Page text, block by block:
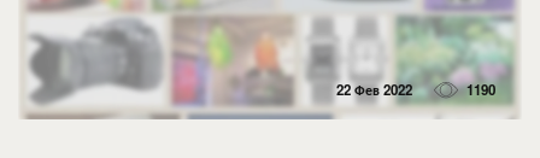
22 Фев 2022 1190